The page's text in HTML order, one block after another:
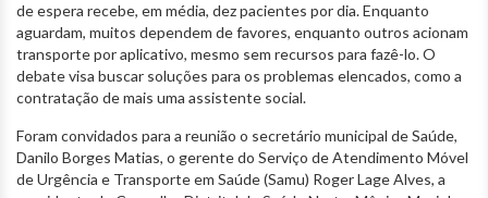
de espera recebe, em média, dez pacientes por dia. Enquanto
aguardam, muitos dependem de favores, enquanto outros acionam
transporte por aplicativo, mesmo sem recursos para fazê-lo. O
debate visa buscar soluções para os problemas elencados, como a
contratação de mais uma assistente social.
Foram convidados para a reunião o secretário municipal de Saúde,
Danilo Borges Matias, o gerente do Serviço de Atendimento Móvel
de Urgência e Transporte em Saúde (Samu) Roger Lage Alves, a